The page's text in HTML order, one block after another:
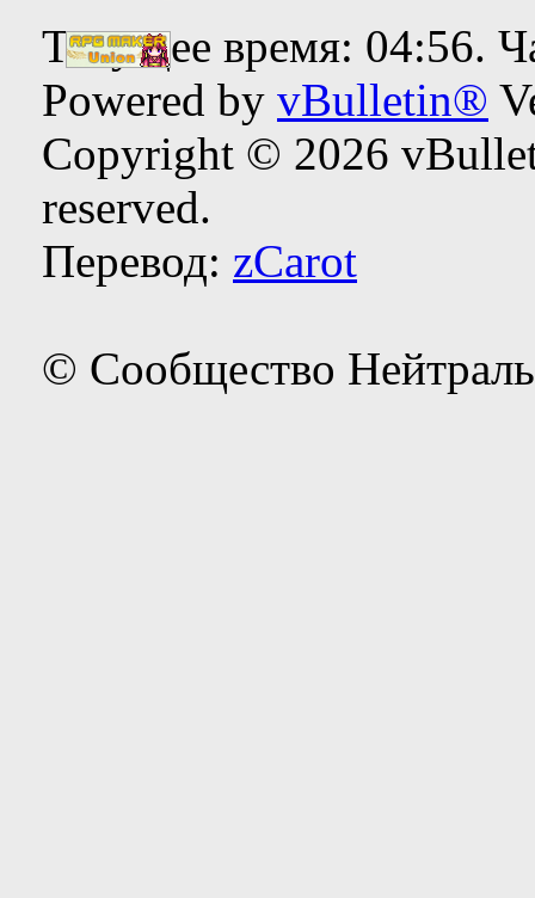
Текущее время: 04:56.
Powered by vBulletin®
Copyright © 2026
reserved.
Перевод: zCarot
© Сообщество